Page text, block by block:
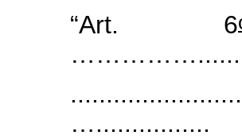
“Art. 6
…................